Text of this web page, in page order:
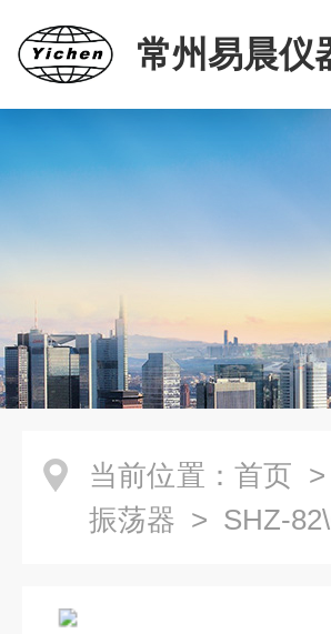
常州易晨仪
当前位置： 首页 >
振荡器 > SHZ-